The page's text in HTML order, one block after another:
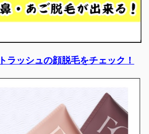
ラッシュの顔脱毛をチェック！